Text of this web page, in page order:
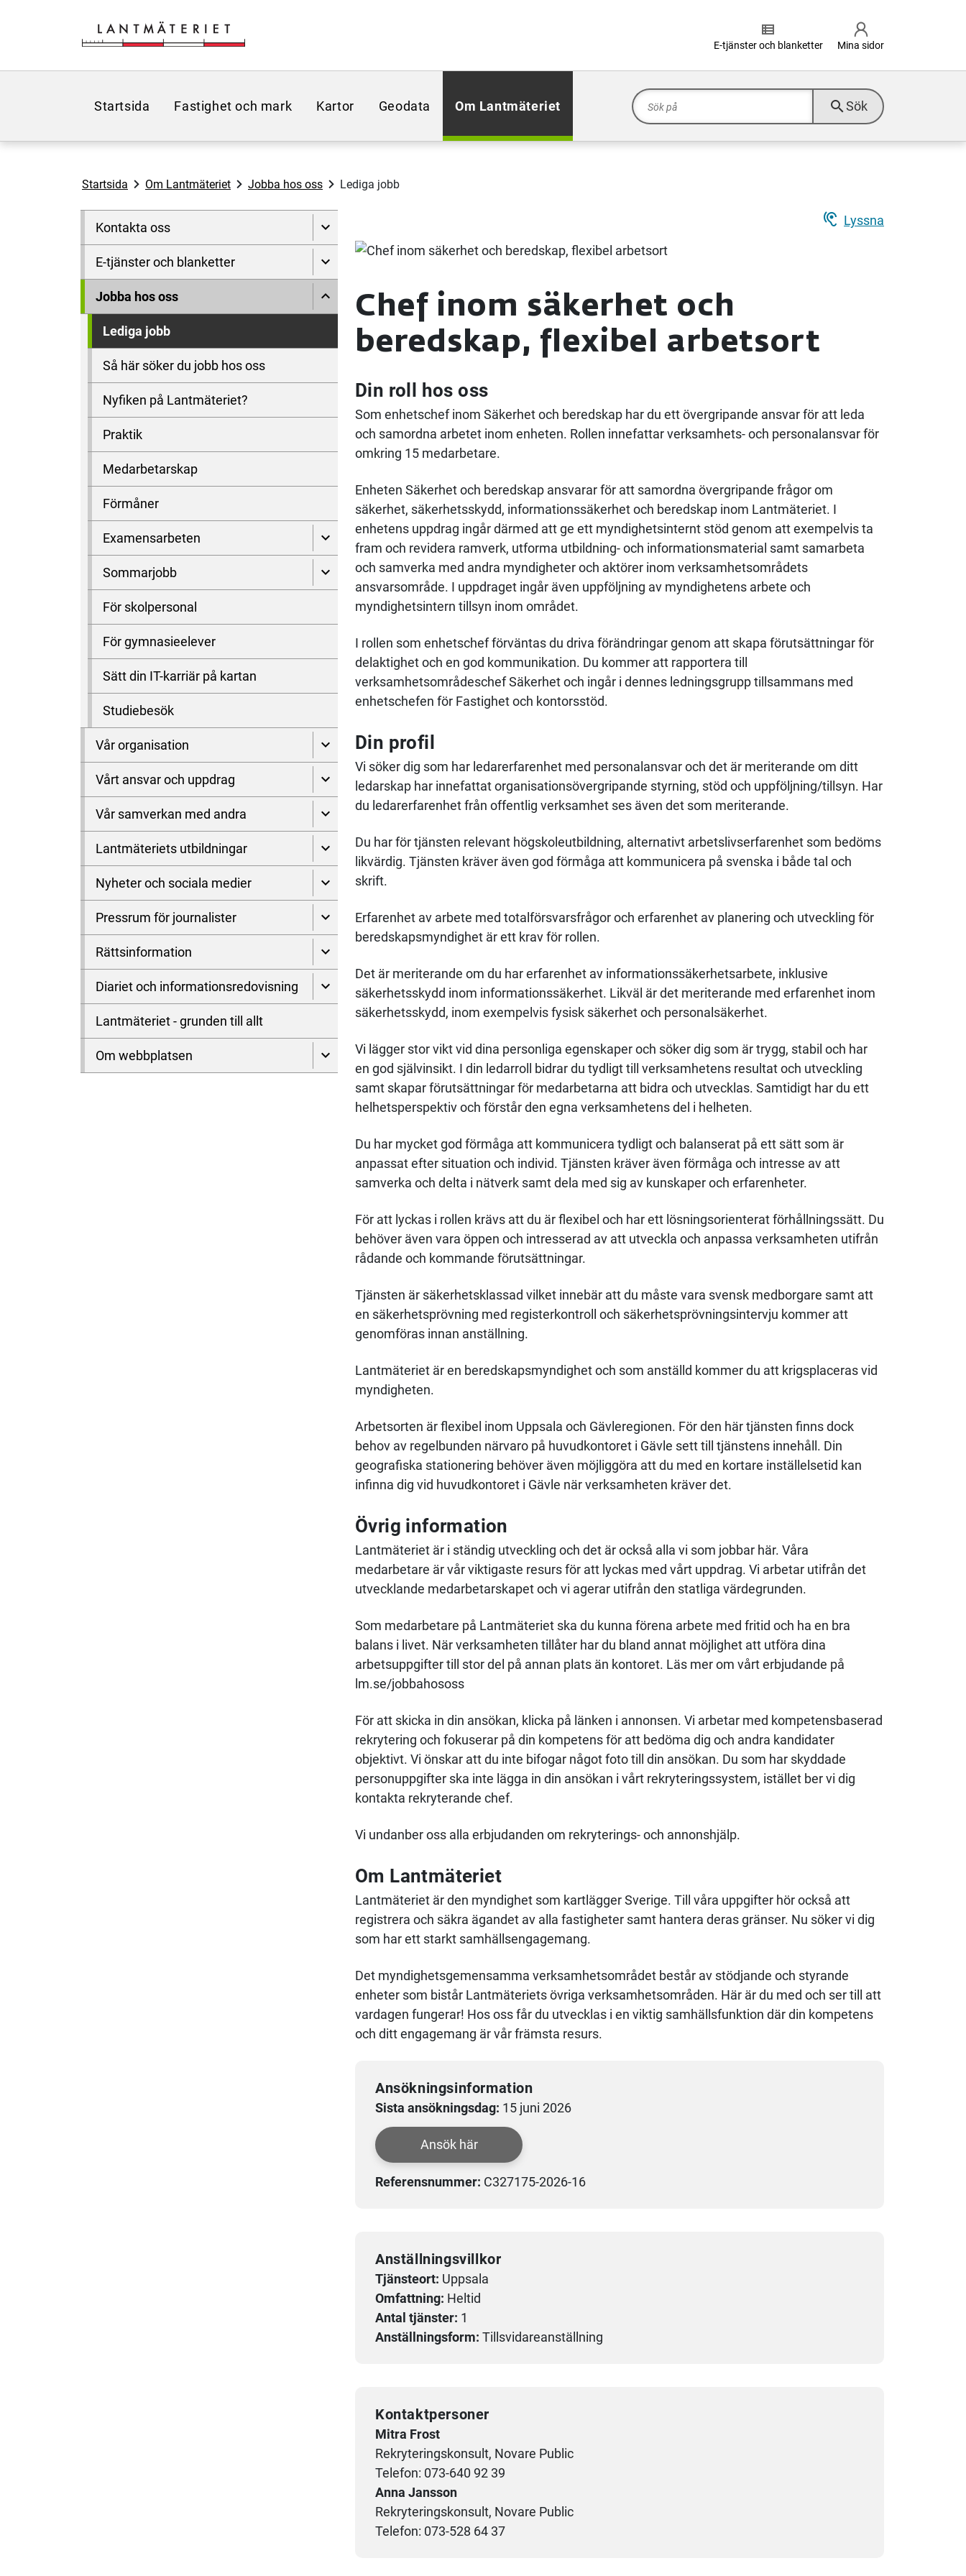
view_list
E-tjänster och blanketter Mina sidor
Startsida Fastighet och mark Kartor Geodata Om Lantmäteriet search Sök
Startsida Om Lantmäteriet Jobba hos oss Lediga jobb
Kontakta oss
E-tjänster och blanketter
Jobba hos oss
Lediga jobb
Så här söker du jobb hos oss
Nyfiken på Lantmäteriet?
Praktik
Medarbetarskap
Förmåner
Examensarbeten
Sommarjobb
För skolpersonal
För gymnasieelever
Sätt din IT-karriär på kartan
Studiebesök
Vår organisation
Vårt ansvar och uppdrag
Vår samverkan med andra
Lantmäteriets utbildningar
Nyheter och sociala medier
Pressrum för journalister
Rättsinformation
Diariet och informationsredovisning
Lantmäteriet - grunden till allt
Om webbplatsen
hearing Lyssna
Chef inom säkerhet och
beredskap, flexibel arbetsort
Din roll hos oss
Som enhetschef inom Säkerhet och beredskap har du ett övergripande ansvar för att leda
och samordna arbetet inom enheten. Rollen innefattar verksamhets- och personalansvar för
omkring 15 medarbetare.
Enheten Säkerhet och beredskap ansvarar för att samordna övergripande frågor om
säkerhet, säkerhetsskydd, informationssäkerhet och beredskap inom Lantmäteriet. I
enhetens uppdrag ingår därmed att ge ett myndighetsinternt stöd genom att exempelvis ta
fram och revidera ramverk, utforma utbildning- och informationsmaterial samt samarbeta
och samverka med andra myndigheter och aktörer inom verksamhetsområdets
ansvarsområde. I uppdraget ingår även uppföljning av myndighetens arbete och
myndighetsintern tillsyn inom området.
I rollen som enhetschef förväntas du driva förändringar genom att skapa förutsättningar för
delaktighet och en god kommunikation. Du kommer att rapportera till
verksamhetsområdeschef Säkerhet och ingår i dennes ledningsgrupp tillsammans med
enhetschefen för Fastighet och kontorsstöd.
Din profil
Vi söker dig som har ledarerfarenhet med personalansvar och det är meriterande om ditt
ledarskap har innefattat organisationsövergripande styrning, stöd och uppföljning/tillsyn. Har
du ledarerfarenhet från offentlig verksamhet ses även det som meriterande.
Du har för tjänsten relevant högskoleutbildning, alternativt arbetslivserfarenhet som bedöms
likvärdig. Tjänsten kräver även god förmåga att kommunicera på svenska i både tal och
skrift.
Erfarenhet av arbete med totalförsvarsfrågor och erfarenhet av planering och utveckling för
beredskapsmyndighet är ett krav för rollen.
Det är meriterande om du har erfarenhet av informationssäkerhetsarbete, inklusive
säkerhetsskydd inom informationssäkerhet. Likväl är det meriterande med erfarenhet inom
säkerhetsskydd, inom exempelvis fysisk säkerhet och personalsäkerhet.
Vi lägger stor vikt vid dina personliga egenskaper och söker dig som är trygg, stabil och har
en god självinsikt. I din ledarroll bidrar du tydligt till verksamhetens resultat och utveckling
samt skapar förutsättningar för medarbetarna att bidra och utvecklas. Samtidigt har du ett
helhetsperspektiv och förstår den egna verksamhetens del i helheten.
Du har mycket god förmåga att kommunicera tydligt och balanserat på ett sätt som är
anpassat efter situation och individ. Tjänsten kräver även förmåga och intresse av att
samverka och delta i nätverk samt dela med sig av kunskaper och erfarenheter.
För att lyckas i rollen krävs att du är flexibel och har ett lösningsorienterat förhållningssätt. Du
behöver även vara öppen och intresserad av att utveckla och anpassa verksamheten utifrån
rådande och kommande förutsättningar.
Tjänsten är säkerhetsklassad vilket innebär att du måste vara svensk medborgare samt att
en säkerhetsprövning med registerkontroll och säkerhetsprövningsintervju kommer att
genomföras innan anställning.
Lantmäteriet är en beredskapsmyndighet och som anställd kommer du att krigsplaceras vid
myndigheten.
Arbetsorten är flexibel inom Uppsala och Gävleregionen. För den här tjänsten finns dock
behov av regelbunden närvaro på huvudkontoret i Gävle sett till tjänstens innehåll. Din
geografiska stationering behöver även möjliggöra att du med en kortare inställelsetid kan
infinna dig vid huvudkontoret i Gävle när verksamheten kräver det.
Övrig information
Lantmäteriet är i ständig utveckling och det är också alla vi som jobbar här. Våra
medarbetare är vår viktigaste resurs för att lyckas med vårt uppdrag. Vi arbetar utifrån det
utvecklande medarbetarskapet och vi agerar utifrån den statliga värdegrunden.
Som medarbetare på Lantmäteriet ska du kunna förena arbete med fritid och ha en bra
balans i livet. När verksamheten tillåter har du bland annat möjlighet att utföra dina
arbetsuppgifter till stor del på annan plats än kontoret. Läs mer om vårt erbjudande på
lm.se/jobbahososs
För att skicka in din ansökan, klicka på länken i annonsen. Vi arbetar med kompetensbaserad
rekrytering och fokuserar på din kompetens för att bedöma dig och andra kandidater
objektivt. Vi önskar att du inte bifogar något foto till din ansökan. Du som har skyddade
personuppgifter ska inte lägga in din ansökan i vårt rekryteringssystem, istället ber vi dig
kontakta rekryterande chef.
Vi undanber oss alla erbjudanden om rekryterings- och annonshjälp.
Om Lantmäteriet
Lantmäteriet är den myndighet som kartlägger Sverige. Till våra uppgifter hör också att
registrera och säkra ägandet av alla fastigheter samt hantera deras gränser. Nu söker vi dig
som har ett starkt samhällsengagemang.
Det myndighetsgemensamma verksamhetsområdet består av stödjande och styrande
enheter som bistår Lantmäteriets övriga verksamhetsområden. Här är du med och ser till att
vardagen fungerar! Hos oss får du utvecklas i en viktig samhällsfunktion där din kompetens
och ditt engagemang är vår främsta resurs.
Ansökningsinformation
Sista ansökningsdag: 15 juni 2026
Ansök här
Referensnummer: C327175-2026-16
Anställningsvillkor
Tjänsteort: Uppsala
Omfattning: Heltid
Antal tjänster: 1
Anställningsform: Tillsvidareanställning
Kontaktpersoner
Mitra Frost
Rekryteringskonsult, Novare Public
Telefon: 073-640 92 39
Anna Jansson
Rekryteringskonsult, Novare Public
Telefon: 073-528 64 37